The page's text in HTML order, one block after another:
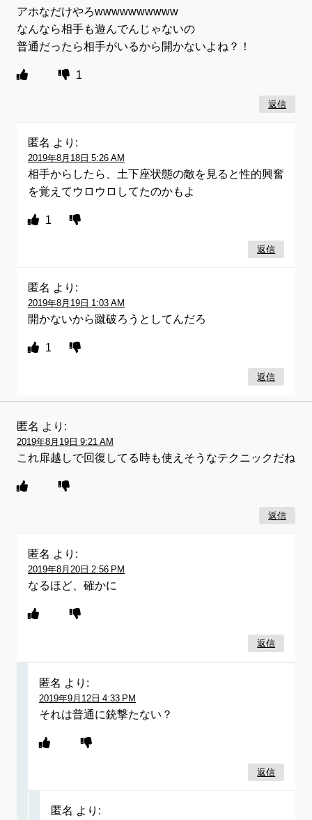
アホなだけやろwwwwwwwwww
なんなら相手も遊んでんじゃないの
普通だったら相手がいるから開かないよね？！
1
返信
匿名 より:
2019年8月18日 5:26 AM
相手からしたら、土下座状態の敵を見ると性的興奮
を覚えてウロウロしてたのかもよ
1
返信
匿名 より:
2019年8月19日 1:03 AM
開かないから蹴破ろうとしてんだろ
1
返信
匿名 より:
2019年8月19日 9:21 AM
これ扉越しで回復してる時も使えそうなテクニックだね
返信
匿名 より:
2019年8月20日 2:56 PM
なるほど、確かに
返信
匿名 より:
2019年9月12日 4:33 PM
それは普通に銃撃たない？
返信
匿名 より: